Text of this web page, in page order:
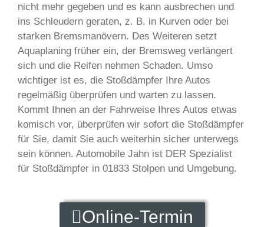
nicht mehr gegeben und es kann ausbrechen und
ins Schleudern geraten, z. B. in Kurven oder bei
starken Bremsmanövern. Des Weiteren setzt
Aquaplaning früher ein, der Bremsweg verlängert
sich und die Reifen nehmen Schaden. Umso
wichtiger ist es, die Stoßdämpfer Ihre Autos
regelmäßig überprüfen und warten zu lassen.
Kommt Ihnen an der Fahrweise Ihres Autos etwas
komisch vor, überprüfen wir sofort die Stoßdämpfer
für Sie, damit Sie auch weiterhin sicher unterwegs
sein können. Automobile Jahn ist DER Spezialist
für Stoßdämpfer in 01833 Stolpen und Umgebung.
Online-Termin